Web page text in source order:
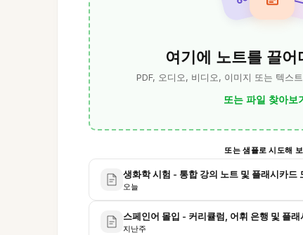
여기에 노트를 끌
PDF, 오디오, 비디오, 이미지 또는 텍스
또는 파일 찾아보
또는 샘플로 시도해
생화학 시험 - 통합 강의 노트 및 플래시카드
오늘
스페인어 몰입 - 커리큘럼, 어휘 은행 및 플
지난주